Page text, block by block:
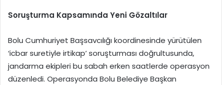
Soruşturma Kapsamında Yeni Gözaltılar
Bolu Cumhuriyet Başsavcılığı koordinesinde yürütülen
‘icbar suretiyle irtikap’ soruşturması doğrultusunda,
jandarma ekipleri bu sabah erken saatlerde operasyon
düzenledi. Operasyonda Bolu Belediye Başkan